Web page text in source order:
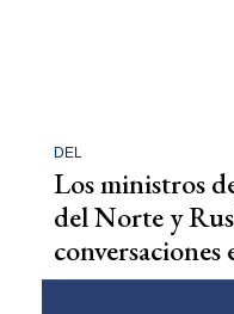
DEL
Los ministros
del Norte y